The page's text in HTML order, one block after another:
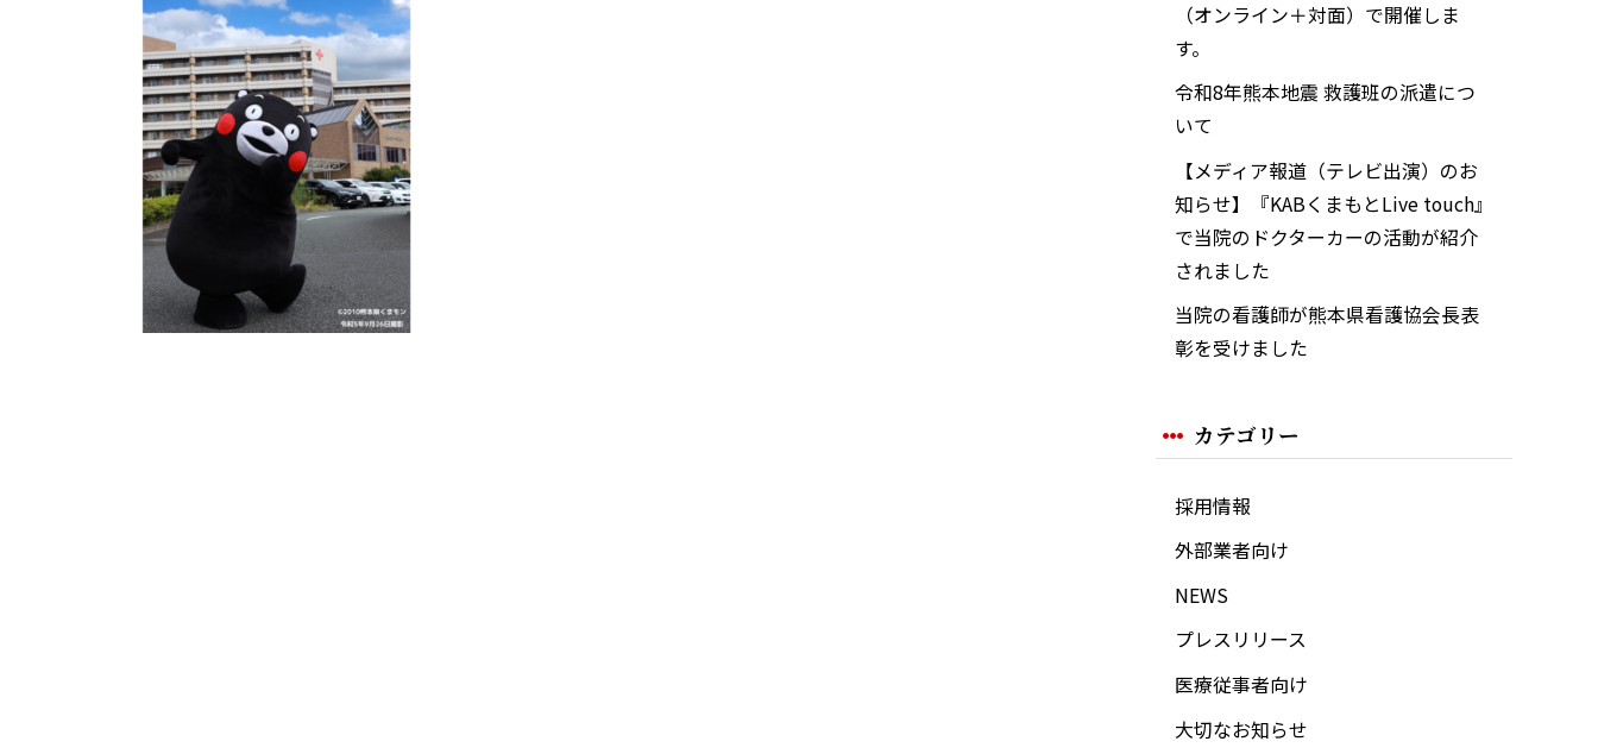
（オンライン＋対面）で開催しま
す。
令和8年熊本地震 救護班の派遣につ
いて
【メディア報道（テレビ出演）のお
知らせ】『KABくまもとLive touch』
で当院のドクターカーの活動が紹介
されました
当院の看護師が熊本県看護協会長表
彰を受けました
カテゴリー
採用情報
外部業者向け
NEWS
プレスリリース
医療従事者向け
大切なお知らせ